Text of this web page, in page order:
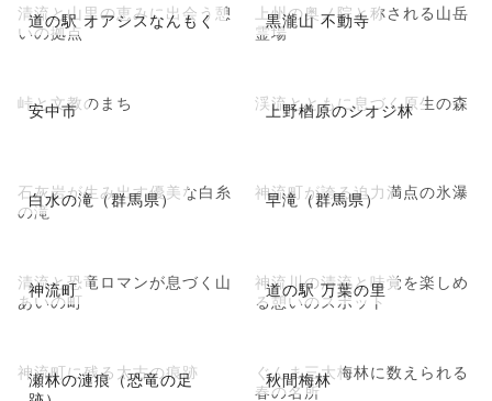
道の駅 オアシスなんもく
清流と山里の恵みに出会う憩
いの拠点
黒瀧山 不動寺
上州の奥ノ院と称される山岳
霊場
安中市
峠と文教のまち 上野楢原のシオジ林
渓流とともに息づく原生の森
白水の滝（群馬県）
石灰岩が生み出す優美な白糸
の滝
早滝（群馬県）
神流町が誇る迫力満点の氷瀑
神流町
清流と恐竜ロマンが息づく山
あいの町
道の駅 万葉の里
神流川の清流と味覚を楽しめ
る憩いのスポット
瀬林の漣痕（恐竜の足
神流町に残る太古の痕跡 秋間梅林
ぐんま三大梅林に数えられる
春の名所